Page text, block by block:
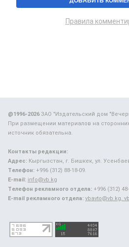
Правила
@1996-2026ЗАО "Издательский дом
При размещении материалов на
источник обязательна.
Контакты редакции:
Адрес: Кыргызстан, г. Бишкек, ул.
Телефон: +996 (312) 88-18-09.
E-mail: info@vb.kg
Телефон рекламного отдела: +996 (312) 48-
E-mail рекламного отдела: vbavto@vb.kg,